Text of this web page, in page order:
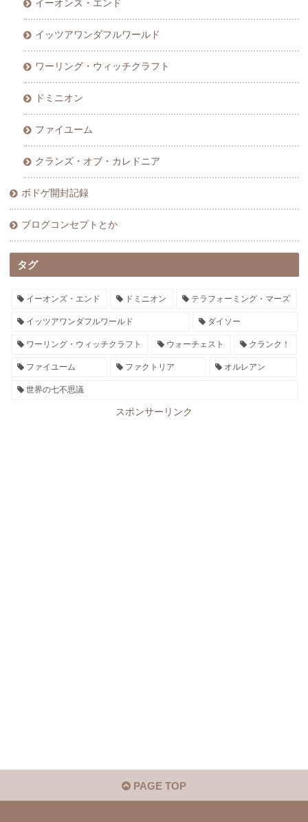
イーオンズ・エンド
イッツアワンダフルワールド
ワーリング・ウィッチクラフト
ドミニオン
ファイユーム
クランズ・オブ・カレドニア
ボドゲ開封記録
ブログコンセプトとか
タグ
イーオンズ・エンド ドミニオン テラフォーミング・マーズ
イッツアワンダフルワールド ダイソー
ワーリング・ウィッチクラフト ウォーチェスト クランク！
ファイユーム ファクトリア オルレアン
世界の七不思議
スポンサーリンク
PAGE TOP